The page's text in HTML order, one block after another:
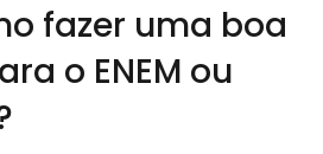
fazer uma boa
o ENEM ou